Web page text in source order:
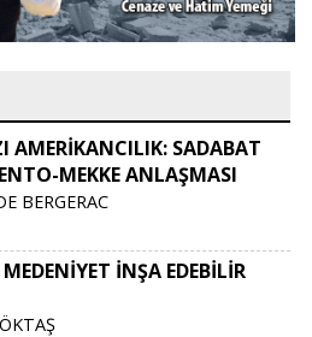
AMERİKANCILIK: SADABAT
MEKKE ANLAŞMASI
BERGERAC
İNŞA EDEBİLİR